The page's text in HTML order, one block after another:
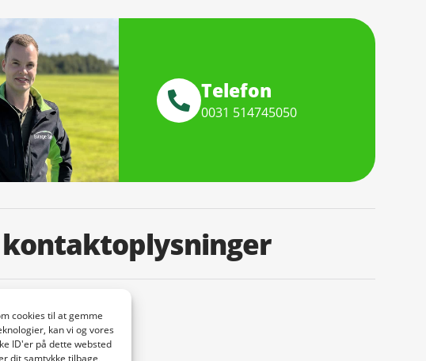
cookies til at gemme
kan vi og vores
ID'er på dette websted
dit samtykke tilbage,
Telefon
0031 514745050
Safe
4a